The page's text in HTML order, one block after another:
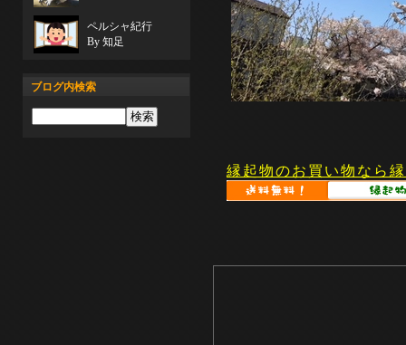
縁起物のお買い物なら
ペルシャ紀行
By 知足
ブログ内検索